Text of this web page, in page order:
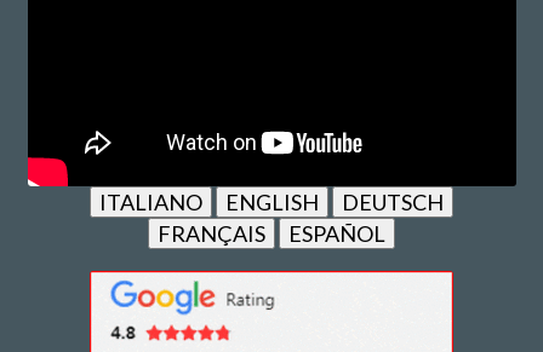
ITALIANO ENGLISH
DEUTSCH
FRANÇAIS
ESPAÑOL